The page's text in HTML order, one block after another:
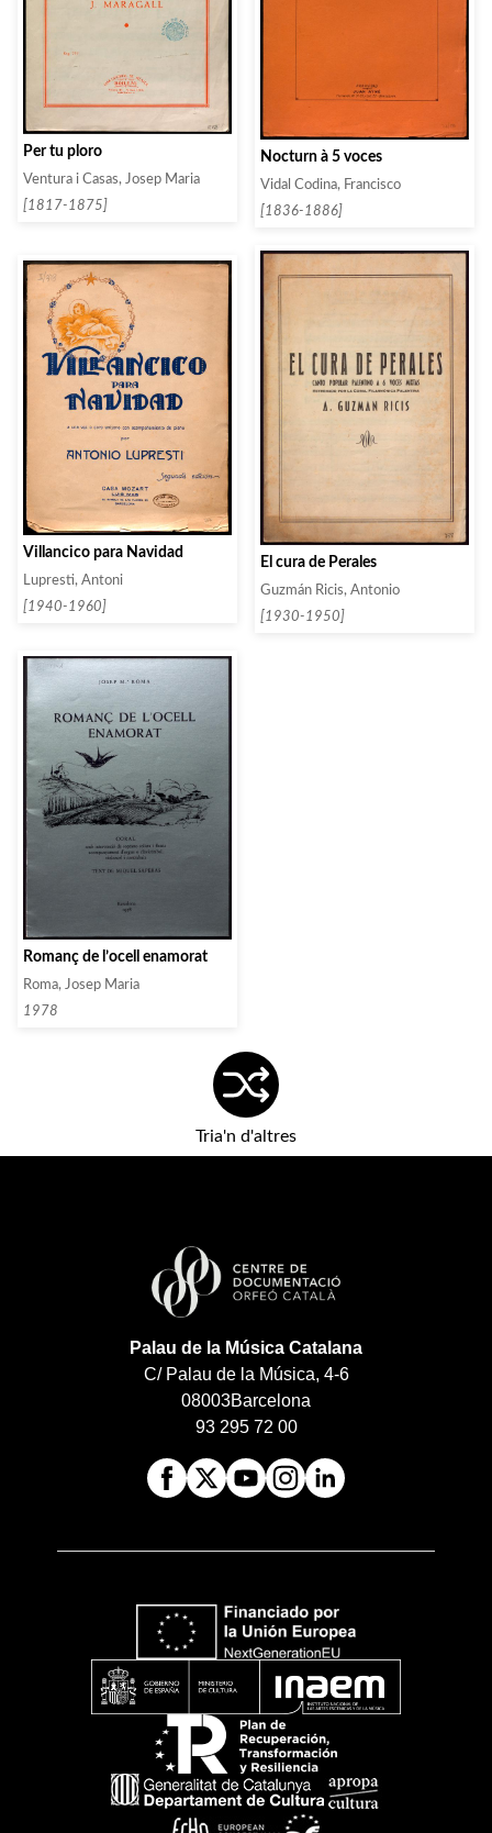
Per tu ploro
Ventura i Casas, Josep Maria
[1817-1875]
Nocturn à 5 voces
Vidal Codina, Francisco
[1836-1886]
Villancico para Navidad
Lupresti, Antoni
[1940-1960]
El cura de Perales
Guzmán Ricis, Antonio
[1930-1950]
Romanç de l’ocell enamorat
Roma, Josep Maria
1978
Tria'n d'altres
Palau de la Música Catalana
C/ Palau de la Música, 4-6
08003Barcelona
93 295 72 00